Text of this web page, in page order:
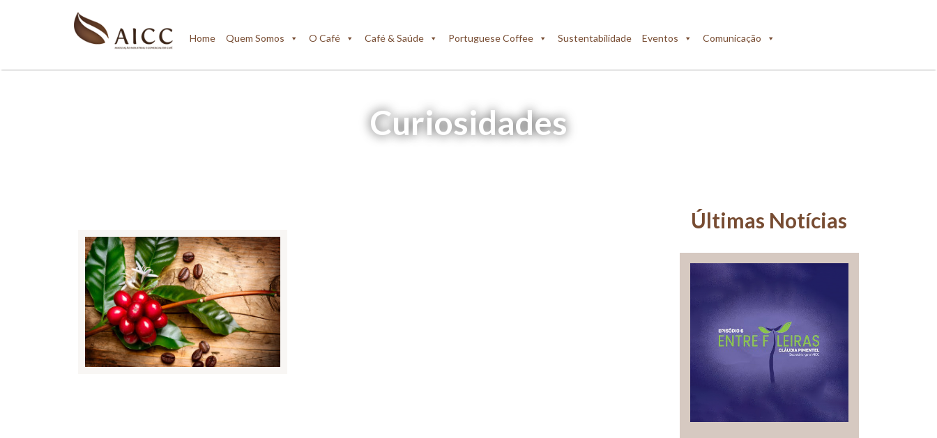
Home Quem Somos O Café Café & Saúde Portuguese Coffee Sustentabilidade Eventos Comunicação
Curiosidades
Últimas Notícias